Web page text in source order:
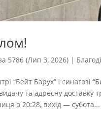
5786 (Лип 3, 2026) |
“Бейт Барух” і синагозі
та адресну
о 20:28, вихід — субота...